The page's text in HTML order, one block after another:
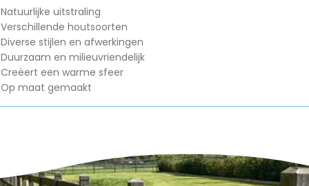
Natuurlijke uitstraling
Verschillende houtsoorten
Diverse stijlen en afwerkingen
Duurzaam en milieuvriendelijk
Creëert een warme sfeer
Op maat gemaakt